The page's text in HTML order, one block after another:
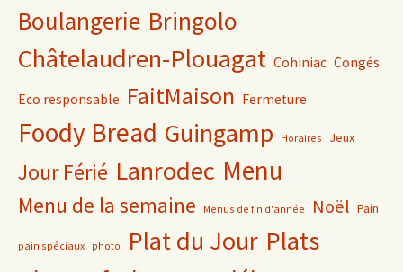
Boulangerie Bringolo
Châtelaudren-Plouagat Cohiniac Congés
Eco responsable FaitMaison Fermeture
Foody Bread Guingamp Horaires Jeux
Jour Férié Lanrodec Menu
Menu de la semaine Menus de fin d'année Noël Pain
pain spéciaux photo Plat du Jour Plats